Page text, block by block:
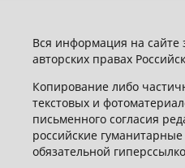
Вся информация на
авторских правах
Копирование либо
текстовых и
письменного согласия
российские
обязательной